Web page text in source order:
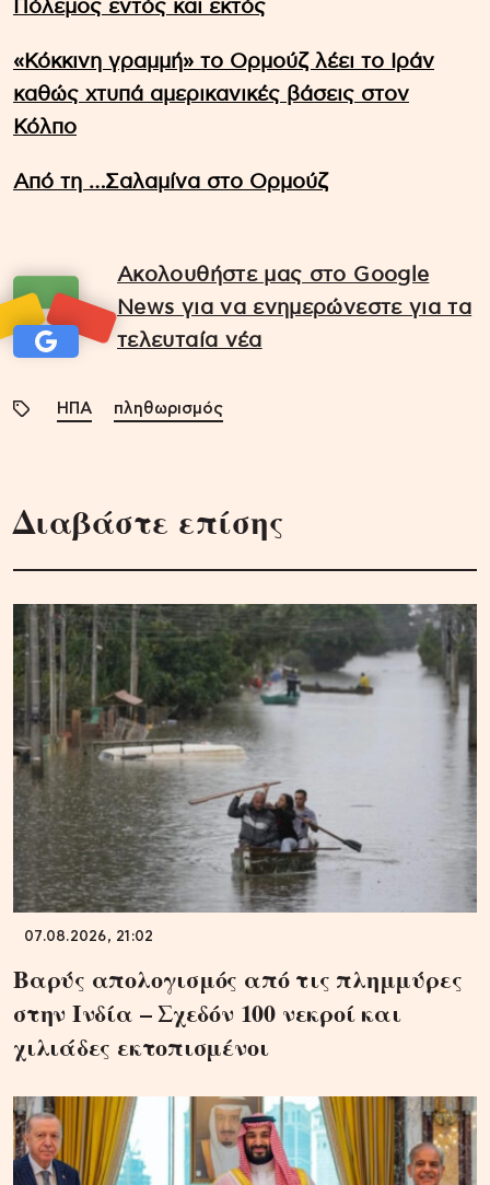
Πόλεμος εντός και εκτός
«Κόκκινη γραμμή» το Ορμούζ λέει το Ιράν
καθώς χτυπά αμερικανικές βάσεις στον
Κόλπο
Από τη …Σαλαμίνα στο Ορμούζ
Ακολουθήστε μας στο Google
News για να ενημερώνεστε για τα
τελευταία νέα
ΗΠΑ πληθωρισμός
Διαβάστε επίσης
07.08.2026, 21:02
Βαρύς απολογισμός από τις πλημμύρες
στην Ινδία – Σχεδόν 100 νεκροί και
χιλιάδες εκτοπισμένοι